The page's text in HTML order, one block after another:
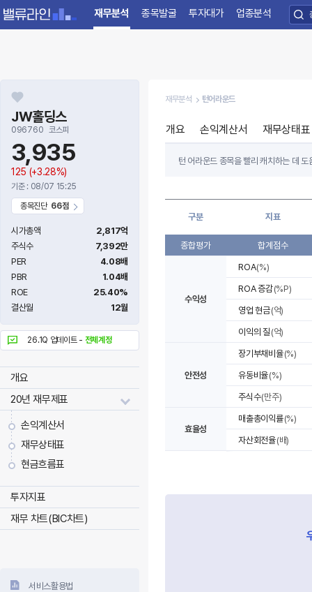
재무분석 종목발굴 투자대가 업종분석
JW홀딩스
096760 코스피
3,935
125 (+3.28%)
기준 : 08/07 15:25
종목진단 66점
시가총액
2,817억
주식수
7,392만
PER
4.08배
PBR
1.04배
ROE
25.40%
결산월
12월
26.1Q 업데이트 - 전체계정
개요
20년 재무제표
손익계산서
재무상태표
현금흐름표
투자지표
재무 차트(BIC차트)
서비스활용법
재무분석 턴어라운드
개요 손익계산서 재무상태표
턴 어라운드 종목을 빨리 캐치하는 데
항목별 지표는 기업의 수익성, 자본조
구분 지표
종합평가 합계점수
수익성
ROA(%)
ROA 증감(%P)
영업 현금(억)
이익의 질 (억)
안전성
장기부채비율(%)
유동비율(%)
주식수(만주)
효율성
매출총이익률(%)
자산회전율(배)